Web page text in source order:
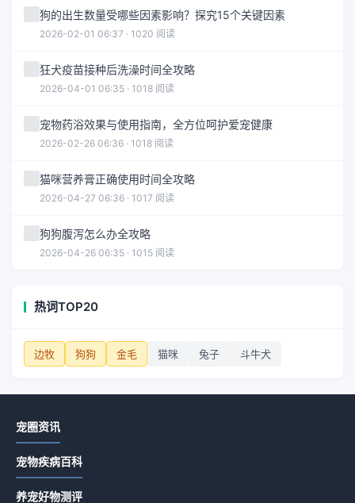
狗的出生数量受哪些因素影响？探究15个关键因素
2026-02-01 06:37 · 1020 阅读
狂犬疫苗接种后洗澡时间全攻略
2026-04-01 06:35 · 1018 阅读
宠物药浴效果与使用指南，全方位呵护爱宠健康
2026-02-26 06:36 · 1018 阅读
猫咪营养膏正确使用时间全攻略
2026-04-27 06:36 · 1017 阅读
狗狗腹泻怎么办全攻略
2026-04-26 06:35 · 1015 阅读
热词TOP20
边牧 狗狗 金毛 猫咪 兔子 斗牛犬
宠圈资讯
宠物疾病百科
养宠好物测评